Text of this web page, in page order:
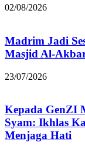
02/08/2026
Madrim Jadi
Masjid Al-
23/07/2026
Kepada GenZI
Syam: Ikhlas
Menjaga Hati